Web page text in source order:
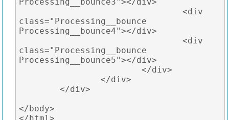
				<div
class="Processing__bounce
Processing__bounce4"></div>
				<div
class="Processing__bounce
Processing__bounce5"></div>
			</div>
		</div>
	</div>
</body>